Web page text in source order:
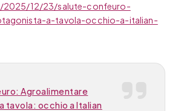
2025/12/23/salute-confeuro-
a-tavola-occhio-a-italian-
Agroalimentare
tavola: occhio a Italian